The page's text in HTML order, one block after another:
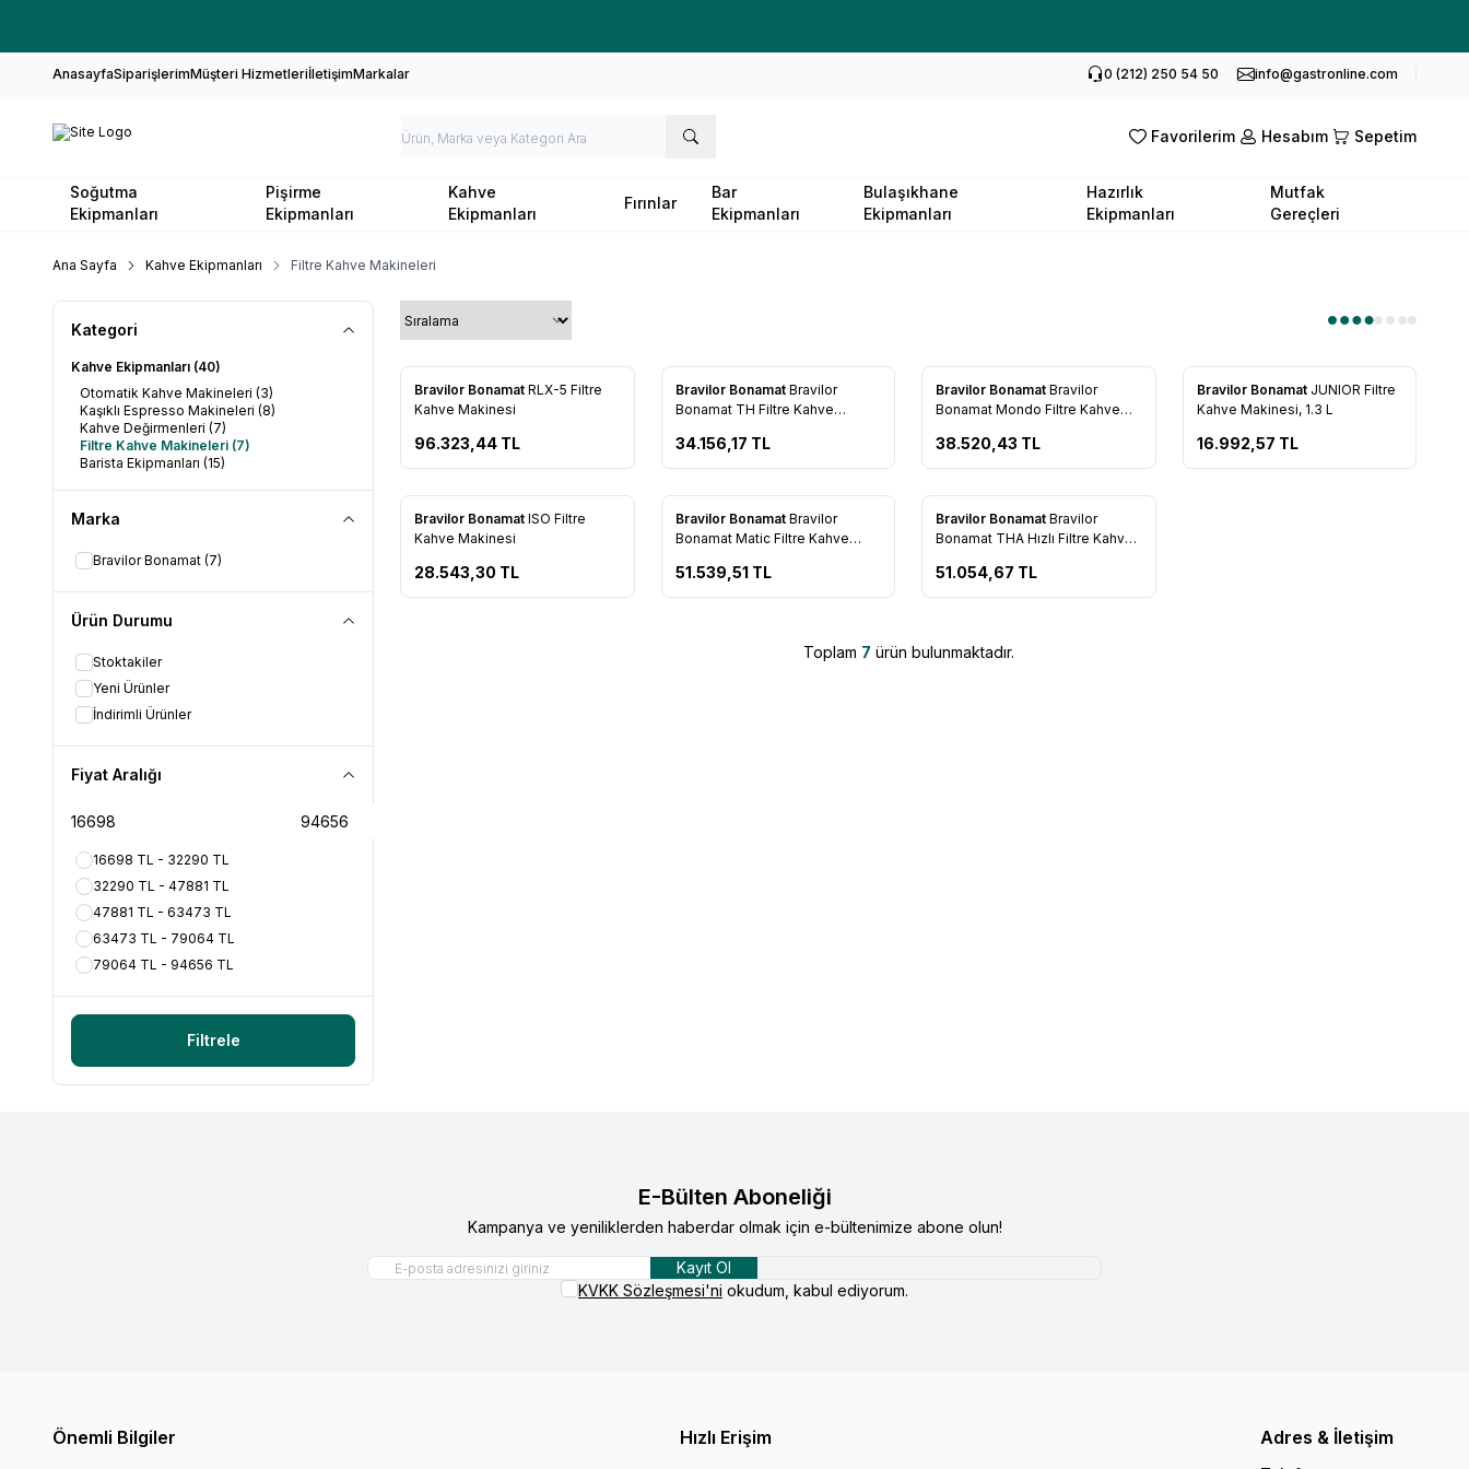
AnasayfaSiparişlerimMüşteri HizmetleriİletişimMarkalar 0 (212) 250 54 50 info@gastronline.com
Favorilerim Hesabım Sepetim
Soğutma
Ekipmanları
Pişirme
Ekipmanları
Kahve
Ekipmanları
Fırınlar
Bar
Ekipmanları
Bulaşıkhane
Ekipmanları
Hazırlık
Ekipmanları
Mutfak
Gereçleri
Ana Sayfa Kahve Ekipmanları Filtre Kahve Makineleri
Kategori
Kahve Ekipmanları (40)
Otomatik Kahve Makineleri (3)
Kaşıklı Espresso Makineleri (8)
Kahve Değirmenleri (7)
Filtre Kahve Makineleri (7)
Barista Ekipmanları (15)
Marka
Bravilor Bonamat (7)
Ürün Durumu
Stoktakiler
Yeni Ürünler
İndirimli Ürünler
Fiyat Aralığı
16698 TL - 32290 TL
32290 TL - 47881 TL
47881 TL - 63473 TL
63473 TL - 79064 TL
79064 TL - 94656 TL
Filtrele
Favorilere Ekle
Bravilor Bonamat RLX-5 Filtre
Kahve Makinesi
96.323,44 TL
Favorilere Ekle
Bravilor Bonamat Bravilor
Bonamat TH Filtre Kahve
34.156,17 TL
Favorilere Ekle
Bravilor Bonamat Bravilor
Bonamat Mondo Filtre Kahve
38.520,43 TL
Favorilere Ekle
Bravilor Bonamat JUNIOR Filtre
Kahve Makinesi, 1.3 L
16.992,57 TL
Favorilere Ekle
Bravilor Bonamat ISO Filtre
Kahve Makinesi
28.543,30 TL
Favorilere Ekle
Bravilor Bonamat Bravilor
Bonamat Matic Filtre Kahve
51.539,51 TL
Favorilere Ekle
Bravilor Bonamat Bravilor
Bonamat THA Hızlı Filtre Kahve
51.054,67 TL
Toplam 7 ürün bulunmaktadır.
E-Bülten Aboneliği
Kampanya ve yeniliklerden haberdar olmak için e-bültenimize abone olun!
Kayıt Ol
KVKK Sözleşmesi'ni okudum, kabul ediyorum.
Önemli Bilgiler Hızlı Erişim Adres & İletişim